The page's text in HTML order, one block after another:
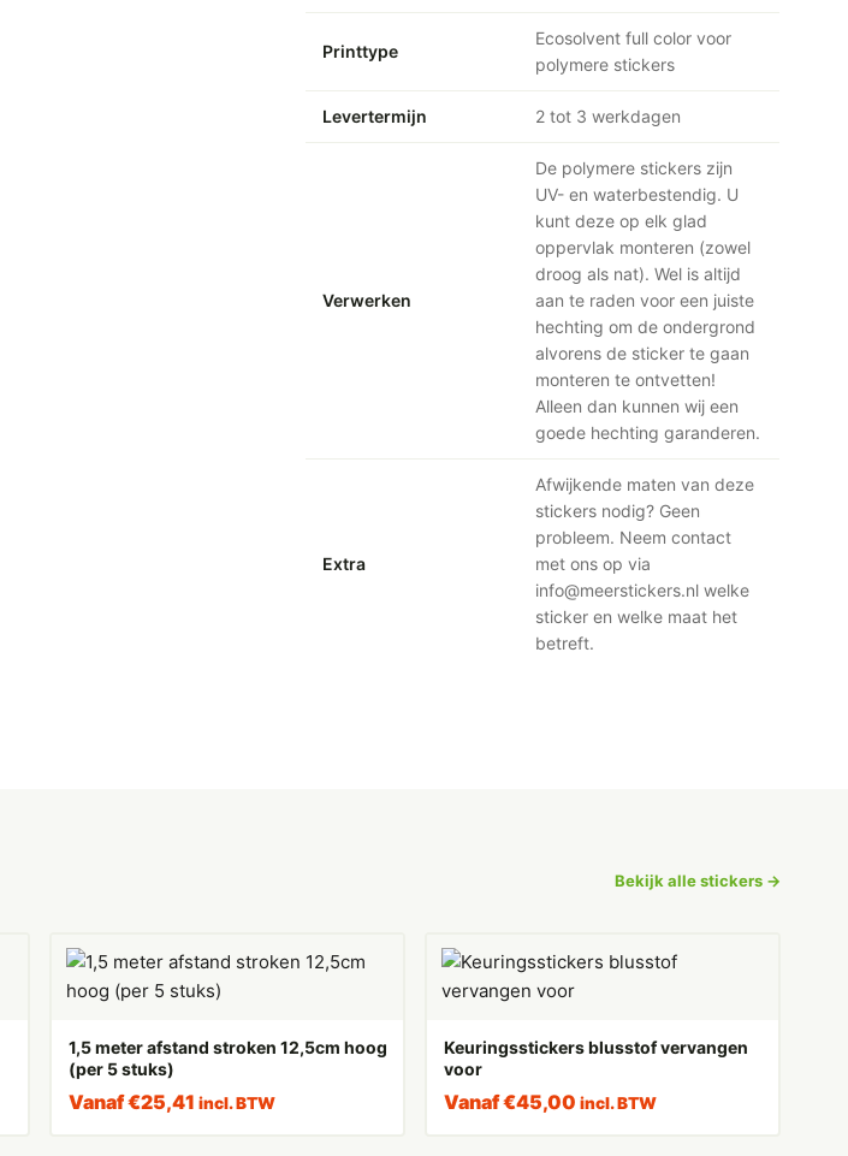
Printtype
Ecosolvent full color voor
polymere stickers
Levertermijn 2 tot 3 werkdagen
Verwerken
De polymere stickers zijn
UV- en waterbestendig. U
kunt deze op elk glad
oppervlak monteren (zowel
droog als nat). Wel is altijd
aan te raden voor een juiste
hechting om de ondergrond
alvorens de sticker te gaan
monteren te ontvetten!
Alleen dan kunnen wij een
goede hechting garanderen.
Extra
Afwijkende maten van deze
stickers nodig? Geen
probleem. Neem contact
met ons op via
info@meerstickers.nl welke
sticker en welke maat het
betreft.
Bekijk alle stickers →
1,5 meter afstand stroken 12,5cm hoog
(per 5 stuks)
Vanaf€25,41 incl. BTW
Keuringsstickers blusstof vervangen
voor
Vanaf€45,00 incl. BTW